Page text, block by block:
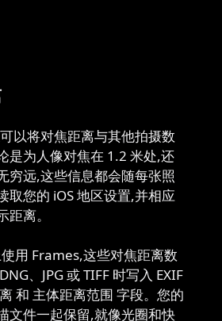
以将对焦距离与其他拍摄数
是为人像对焦在 1.2 米处,还
穷远,这些信息都会随每张照
取您的 iOS 地区设置,并相应
离。
用 Frames,这些对焦距离数
、JPG 或 TIFF 时写入 EXIF
和 主体距离范围 字段。您的
文件一起保留,就像光圈和快